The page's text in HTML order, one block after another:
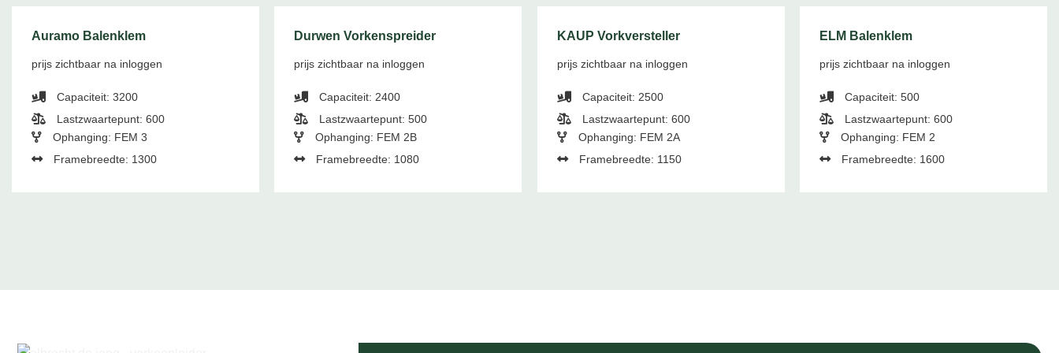
Auramo Balenklem
prijs zichtbaar na inloggen
Capaciteit: 3200
Lastzwaartepunt: 600
Ophanging: FEM 3
Framebreedte: 1300
Durwen Vorkenspreider
prijs zichtbaar na inloggen
Capaciteit: 2400
Lastzwaartepunt: 500
Ophanging: FEM 2B
Framebreedte: 1080
KAUP Vorkversteller
prijs zichtbaar na inloggen
Capaciteit: 2500
Lastzwaartepunt: 600
Ophanging: FEM 2A
Framebreedte: 1150
ELM Balenklem
prijs zichtbaar na inloggen
Capaciteit: 500
Lastzwaartepunt: 600
Ophanging: FEM 2
Framebreedte: 1600